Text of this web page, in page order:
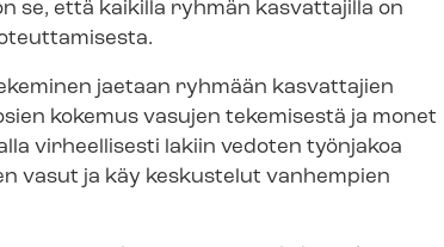
se, että kaikilla ryhmän kasvattajilla on
jaetaan ryhmään kasvattajien
kokemus vasujen tekemisestä ja monet
virheellisesti lakiin vedoten työnjakoa
vasut ja käy keskustelut vanhempien